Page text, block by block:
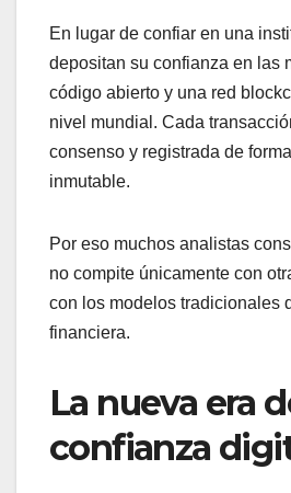
En lugar de confiar en una
depositan su confianza en las
código abierto y una red
nivel mundial. Cada
consenso y registrada de
inmutable.
Por eso muchos analistas
no compite únicamente con
con los modelos tradicionales
financiera.
La nueva era
confianza